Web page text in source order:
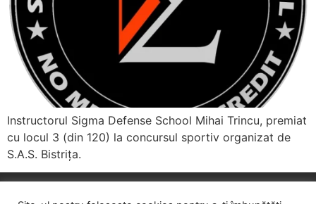
Instructorul Sigma Defense School Mihai Trincu, premiat
cu locul 3 (din 120) la concursul sportiv organizat de
S.A.S. Bistrița.
© Explozia Serv S.R.L - toate drepturile de autor rezervate.